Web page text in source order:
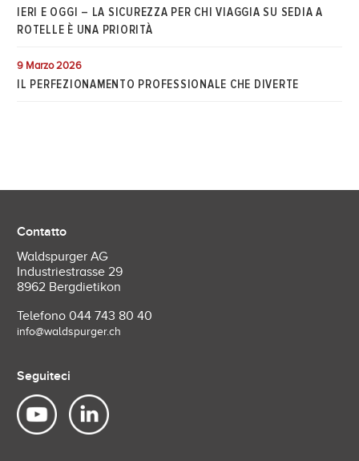
IERI E OGGI – LA SICUREZZA PER CHI VIAGGIA SU SEDIA A
ROTELLE È UNA PRIORITÀ
9 Marzo 2026
IL PERFEZIONAMENTO PROFESSIONALE CHE DIVERTE
Contatto
Waldspurger AG
Industriestrasse 29
8962 Bergdietikon
Telefono 044 743 80 40
info@waldspurger.ch
Seguiteci